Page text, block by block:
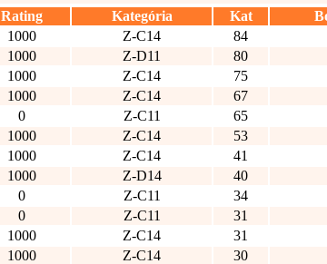
Rating Kategória Kat
1000 Z-C14 84
1000 Z-D11 80
1000 Z-C14 75
1000 Z-C14 67
0 Z-C11 65
1000 Z-C14 53
1000 Z-C14 41
1000 Z-D14 40
0 Z-C11 34
0 Z-C11 31
1000 Z-C14 31
1000 Z-C14 30